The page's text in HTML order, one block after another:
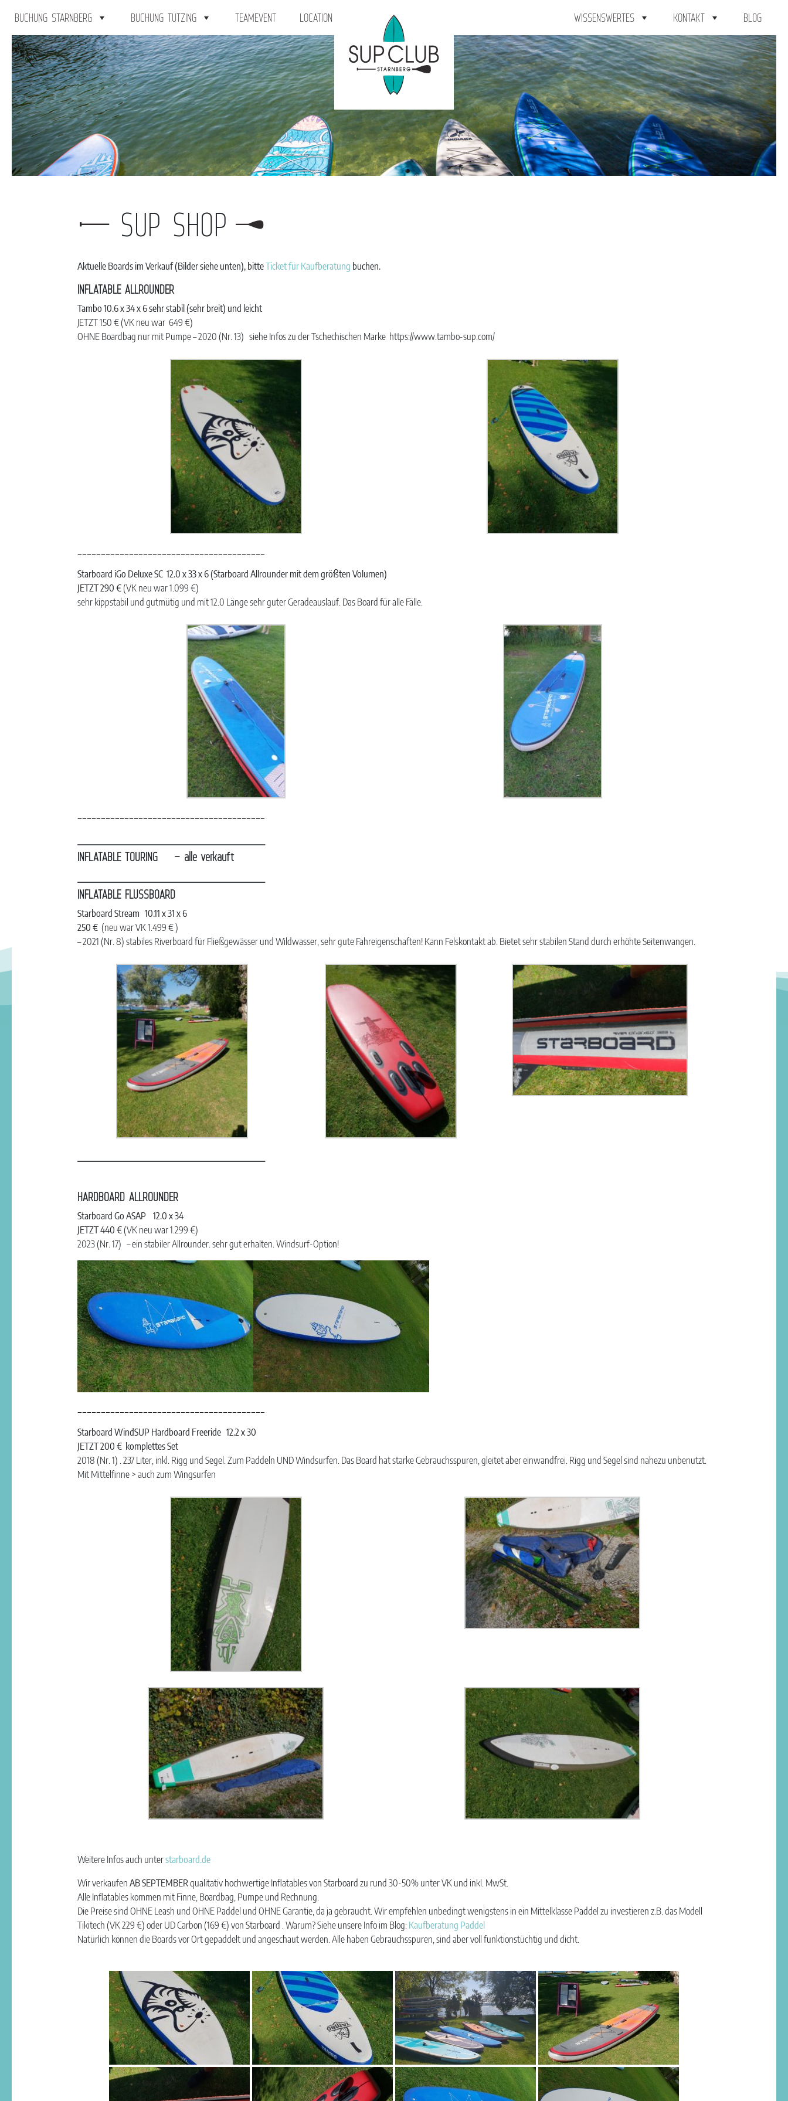
BUCHUNG STARNBERG BUCHUNG TUTZING TEAMEVENT LOCATION BLOG
KONTAKT
WISSENSWERTES
SUP SHOP
Aktuelle Boards im Verkauf (Bilder siehe unten), bitteTicket für Kaufberatung buchen.
INFLATABLE ALLROUNDER
Tambo 10.6 x 34 x 6 sehr stabil (sehr breit) und leicht
JETZT 150 € (VK neu war 649 €)
OHNE Boardbag nur mit Pumpe – 2020 (Nr. 13) siehe Infos zu der Tschechischen Marke https://www.tambo-sup.com/
Starboard iGo Deluxe SC 12.0 x 33 x 6 (Starboard Allrounder mit dem größten Volumen)
JETZT 290 € (VK neu war 1.099 €)
sehr kippstabil und gutmütig und mit 12.0 Länge sehr guter Geradeauslauf. Das Board für alle Fälle.
INFLATABLE TOURING – alle verkauft
INFLATABLE FLUSSBOARD
Starboard Stream 10.11 x 31 x 6
250 € (neu war VK 1.499 € )
– 2021 (Nr. 8) stabiles Riverboard für Fließgewässer und Wildwasser, sehr gute Fahreigenschaften! Kann Felskontakt ab. Bietet sehr stabilen Stand durch erhöhte Seitenwangen.
HARDBOARD ALLROUNDER
Starboard Go ASAP 12.0 x 34
JETZT 440 € (VK neu war 1.299 €)
2023 (Nr. 17) – ein stabiler Allrounder. sehr gut erhalten. Windsurf-Option!
Starboard WindSUP Hardboard Freeride 12.2 x 30
JETZT 200 € komplettes Set
2018 (Nr. 1) . 237 Liter, inkl. Rigg und Segel. Zum Paddeln UND Windsurfen. Das Board hat starke Gebrauchsspuren, gleitet aber einwandfrei. Rigg und Segel sind nahezu unbenutzt.
Mit Mittelfinne > auch zum Wingsurfen
Weitere Infos auch unterstarboard.de
Wir verkaufen AB SEPTEMBER qualitativ hochwertige Inflatables von Starboard zu rund 30-50% unter VK und inkl. MwSt.
Alle Inflatables kommen mit Finne, Boardbag, Pumpe und Rechnung.
Die Preise sind OHNE Leash und OHNE Paddel und OHNE Garantie, da ja gebraucht. Wir empfehlen unbedingt wenigstens in ein Mittelklasse Paddel zu investieren z.B. das Modell
Tikitech (VK 229 €) oder UD Carbon (169 €) von Starboard . Warum? Siehe unsere Info im Blog: Kaufberatung Paddel
Natürlich können die Boards vor Ort gepaddelt und angeschaut werden. Alle haben Gebrauchsspuren, sind aber voll funktionstüchtig und dicht.